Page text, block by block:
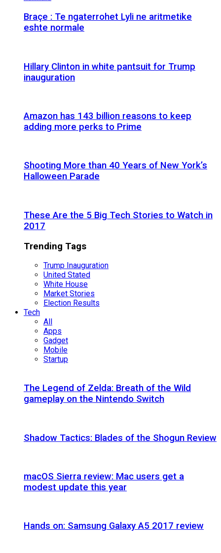
Braçe : Te ngaterrohet Lyli ne aritmetike
eshte normale
Hillary Clinton in white pantsuit for Trump
inauguration
Amazon has 143 billion reasons to keep
adding more perks to Prime
Shooting More than 40 Years of New York’s
Halloween Parade
These Are the 5 Big Tech Stories to Watch in
2017
Trending Tags
Trump Inauguration
United Stated
White House
Market Stories
Election Results
Tech
All
Apps
Gadget
Mobile
Startup
The Legend of Zelda: Breath of the Wild
gameplay on the Nintendo Switch
Shadow Tactics: Blades of the Shogun Review
macOS Sierra review: Mac users get a
modest update this year
Hands on: Samsung Galaxy A5 2017 review